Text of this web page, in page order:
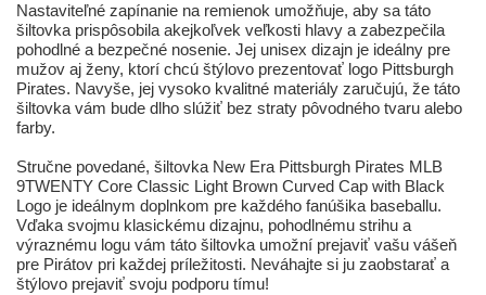
Nastaviteľné zapínanie na remienok umožňuje, aby sa táto
šiltovka prispôsobila akejkoľvek veľkosti hlavy a zabezpečila
pohodlné a bezpečné nosenie. Jej unisex dizajn je ideálny pre
mužov aj ženy, ktorí chcú štýlovo prezentovať logo Pittsburgh
Pirates. Navyše, jej vysoko kvalitné materiály zaručujú, že táto
šiltovka vám bude dlho slúžiť bez straty pôvodného tvaru alebo
farby.
Stručne povedané, šiltovka New Era Pittsburgh Pirates MLB
9TWENTY Core Classic Light Brown Curved Cap with Black
Logo je ideálnym doplnkom pre každého fanúšika baseballu.
Vďaka svojmu klasickému dizajnu, pohodlnému strihu a
výraznému logu vám táto šiltovka umožní prejaviť vašu vášeň
pre Pirátov pri každej príležitosti. Neváhajte si ju zaobstarať a
štýlovo prejaviť svoju podporu tímu!